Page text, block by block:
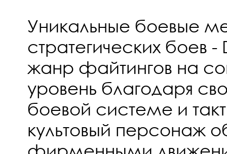
Уникальные боевые
стратегических боев -
жанр файтингов на
уровень благодаря
боевой системе и
культовый персонаж